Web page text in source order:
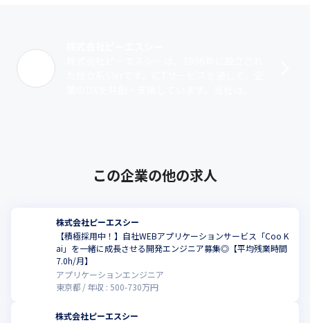
でお応えしていきたいと考えています。たとえば、経営スキルを
磨くための学びの場、多様な人生のライフステージを支えていく
福利厚生の充実など、「働きがい」にも「働きやすさ」にも力を
ここには、まったくの未経験から出発し、15年、20年と経験を積
るまで成長した技術者たちがいます。彼ら彼女らが証明している
のは、組織にぶら下がるような生き方ではなく、やる気さえあれ
ば、どんな人にも、自分の人生の主人公として踏み出す機会があ
るということ。そうした〈人生のオーナーたち〉を、これからも
どんどん輩出していきたい。顧客の成長する姿と等しく、ひとり
ひとりの社員がいきいきと働く姿を、いつまでも見続けていた
この企業の他の求人
株式会社ピーエスシー
【積極採用中！】自社WEBアプリケーションサービス「Coo K
ai」を一緒に成長させる開発エンジニア募集◎【平均残業時間
7.0h/月】
アプリケーションエンジニア
東京都
年収 :500-730万円
株式会社ピーエスシー